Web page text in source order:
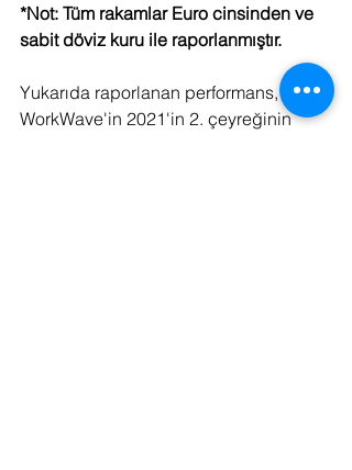
*Not: Tüm rakamlar Euro cinsinden ve
sabit döviz kuru ile raporlanmıştır.
Yukarıda raporlanan performans,
WorkWave'in 2021'in 2. çeyreğinin